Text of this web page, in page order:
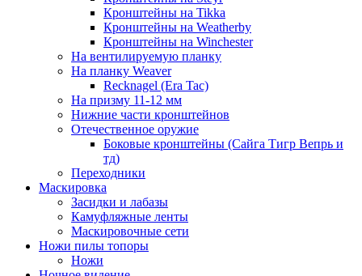
Кронштейны на Tikka
Кронштейны на Weatherby
Кронштейны на Winchester
На вентилируемую планку
На планку Weaver
Recknagel (Era Tac)
На призму 11-12 мм
Нижние части кронштейнов
Отечественное оружие
Боковые кронштейны (Сайга Тигр Вепрь и
тд)
Переходники
Маскировка
Засидки и лабазы
Камуфляжные ленты
Маскировочные сети
Ножи пилы топоры
Ножи